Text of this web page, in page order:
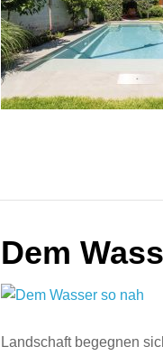
Dem
Landschaft begegnen